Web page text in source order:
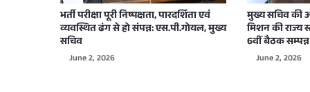
3 weeks ago
उत्तर प्रदेश में भविष्य की तकनीकी शिक्षा को नई
भर्ती परीक्षा पूरी निष्पक्षता, पारदर्शिता एवं
व्यवस्थित ढंग से हो संपन्न: एस.पी.गोयल, मुख्य
सचिव
June 2, 2026
मुख्य सचिव की
मिशन की राज्य
6वीं बैठक सम्पन्न
June 2, 2026